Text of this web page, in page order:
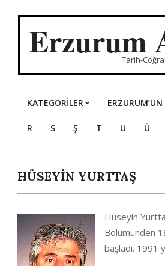
Erzurum
Tarih-
Primary
Navigation
KATEGORILER ERZURUM’UN
R S Ş T U Ü
HÜSEYİN YURTTAŞ
Hüseyin
Bölümünden
başladı. 1991